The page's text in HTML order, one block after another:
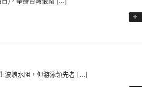
波浪水阻，但游泳領先者 […]